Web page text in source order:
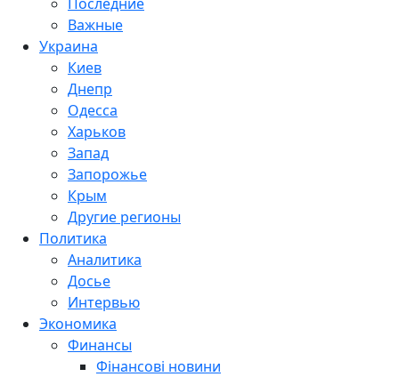
Важные
Украина
Киев
Днепр
Одесса
Харьков
Запад
Запорожье
Крым
Другие регионы
Политика
Аналитика
Досье
Интервью
Экономика
Финансы
Фінансові новини